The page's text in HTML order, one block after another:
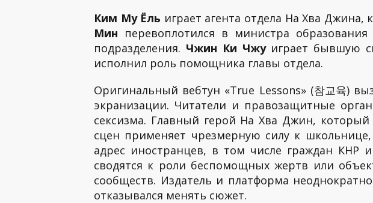
Ким Му Ёль играет агента отдела На Хва
Мин перевоплотился в министра
подразделения. Чжин Ки Чжу играет бывшую
исполнил роль помощника главы отдела.
Оригинальный вебтун «True Lessons» (참교육)
экранизации. Читатели и правозащитные
сексизма. Главный герой На Хва Джин,
сцен применяет чрезмерную силу к
адрес иностранцев, в том числе граждан КНР
сводятся к роли беспомощных жертв или
сообществ. Издатель и платформа
отказывался менять сюжет.